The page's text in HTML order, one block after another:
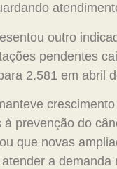
outro
pendentes
2.581 em abril
à prevenção do
que novas
a demanda